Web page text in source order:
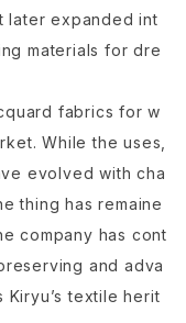
later expanded int
materials for dre
fabrics for w
While the uses,
evolved with cha
thing has remaine
company has cont
and adva
textile herit